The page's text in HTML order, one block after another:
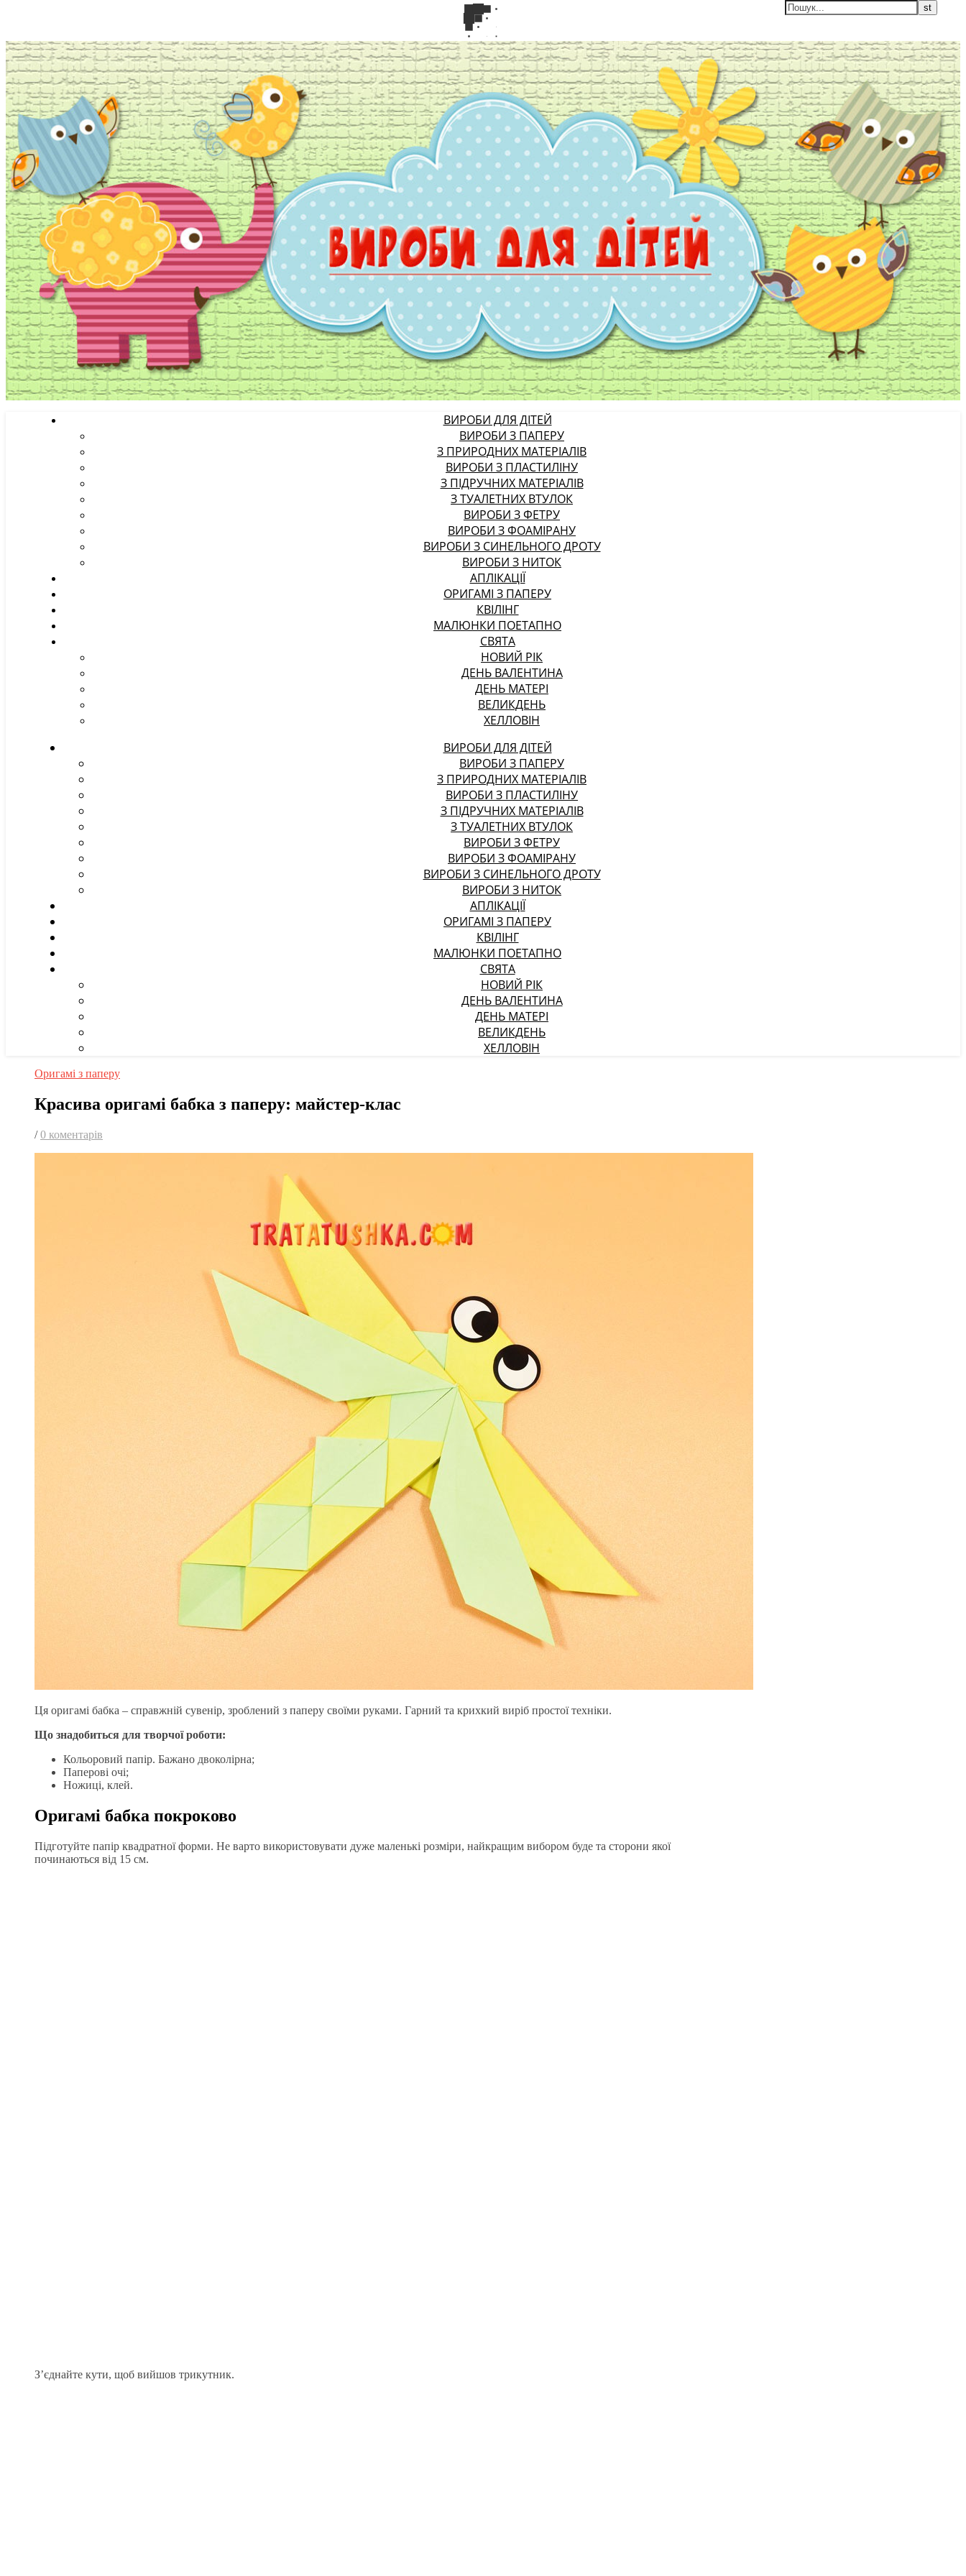
ВИРОБИ ДЛЯ ДІТЕЙ
ВИРОБИ З ПАПЕРУ
З ПРИРОДНИХ МАТЕРІАЛІВ
ВИРОБИ З ПЛАСТИЛІНУ
З ПІДРУЧНИХ МАТЕРІАЛІВ
З ТУАЛЕТНИХ ВТУЛОК
ВИРОБИ З ФЕТРУ
ВИРОБИ З ФОАМІРАНУ
ВИРОБИ З СИНЕЛЬНОГО ДРОТУ
ВИРОБИ З НИТОК
АПЛІКАЦІЇ
ОРИГАМІ З ПАПЕРУ
КВІЛІНГ
МАЛЮНКИ ПОЕТАПНО
СВЯТА
НОВИЙ РІК
ДЕНЬ ВАЛЕНТИНА
ДЕНЬ МАТЕРІ
ВЕЛИКДЕНЬ
ХЕЛЛОВІН
ВИРОБИ ДЛЯ ДІТЕЙ
ВИРОБИ З ПАПЕРУ
З ПРИРОДНИХ МАТЕРІАЛІВ
ВИРОБИ З ПЛАСТИЛІНУ
З ПІДРУЧНИХ МАТЕРІАЛІВ
З ТУАЛЕТНИХ ВТУЛОК
ВИРОБИ З ФЕТРУ
ВИРОБИ З ФОАМІРАНУ
ВИРОБИ З СИНЕЛЬНОГО ДРОТУ
ВИРОБИ З НИТОК
АПЛІКАЦІЇ
ОРИГАМІ З ПАПЕРУ
КВІЛІНГ
МАЛЮНКИ ПОЕТАПНО
СВЯТА
НОВИЙ РІК
ДЕНЬ ВАЛЕНТИНА
ДЕНЬ МАТЕРІ
ВЕЛИКДЕНЬ
ХЕЛЛОВІН
Оригамі з паперу
Красива оригамі бабка з паперу: майстер-клас
/ 0 коментарів
Ця оригамі бабка – справжній сувенір, зроблений з паперу своїми руками. Гарний та крихкий виріб простої техніки.
Що знадобиться для творчої роботи:
Кольоровий папір. Бажано двоколірна;
Паперові очі;
Ножиці, клей.
Оригамі бабка покроково
Підготуйте папір квадратної форми. Не варто використовувати дуже маленькі розміри, найкращим вибором буде та сторони якої
починаються від 15 см.
З’єднайте кути, щоб вийшов трикутник.